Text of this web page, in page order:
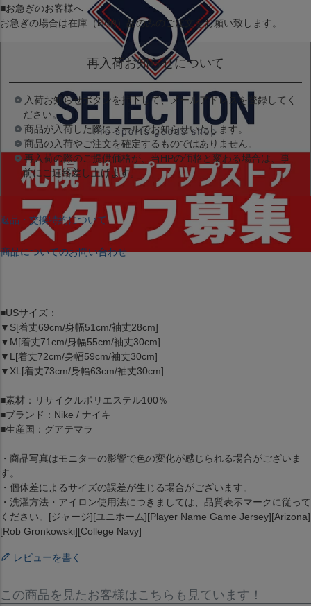
■お急ぎのお客様へ
お急ぎの場合は在庫（即納）品のみのご注文をお願い致します。
再入荷お知らせについて
入荷お知らせボタンを押下して、メールアドレスを登録してく
ださい。
商品が入荷した際にメールでお知らせいたします。
商品の入荷やご注文を確定するものではありません。
再入荷の際のご提供価格が、当HPの価格と変わる場合は、事
前にご連絡差し上げます。
返品・交換特約について
商品についてのお問い合わせ
■USサイズ：
▼S[着丈69cm/身幅51cm/袖丈28cm]
▼M[着丈71cm/身幅55cm/袖丈30cm]
▼L[着丈72cm/身幅59cm/袖丈30cm]
▼XL[着丈73cm/身幅63cm/袖丈30cm]
■素材：リサイクルポリエステル100％
■ブランド：Nike / ナイキ
■生産国：グアテマラ
・商品写真はモニターの影響で色の変化が感じられる場合がございま
す。
・個体差によるサイズの誤差が生じる場合がございます。
・洗濯方法・アイロン使用法につきましては、品質表示マークに従って
ください。[ジャージ][ユニホーム][Player Name Game Jersey][Arizona]
[Rob Gronkowski][College Navy]
レビューを書く
この商品を見たお客様はこちらも見ています！